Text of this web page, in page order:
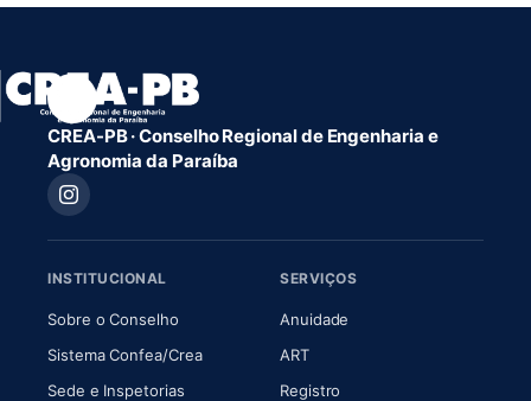
CREA-PB · Conselho Regional de Engenharia e
Agronomia da Paraíba
INSTITUCIONAL
Sobre o Conselho(abre em nova aba)
Sistema Confea/Crea(abre em nova aba)
Sede e Inspetorias
SERVIÇOS
Anuidade
ART(abre em nova aba)
Registro